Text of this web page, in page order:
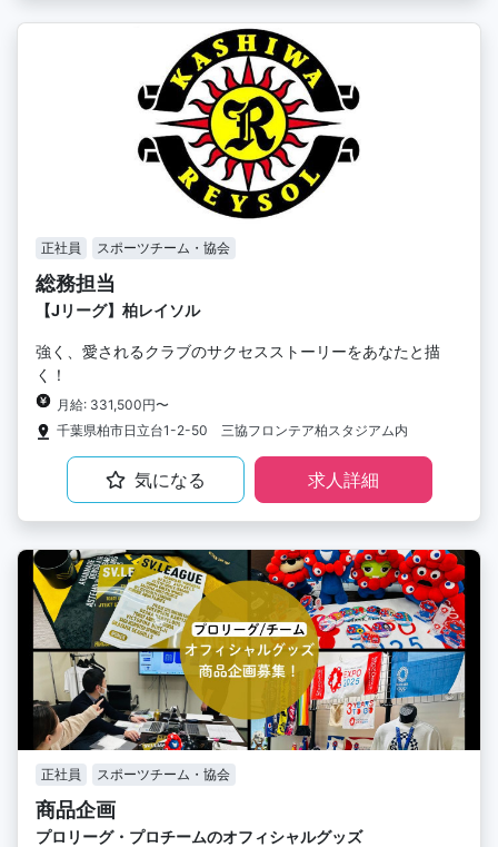
正社員 スポーツチーム・協会
総務担当
【Jリーグ】柏レイソル
強く、愛されるクラブのサクセスストーリーをあなたと描
く！
月給: 331,500円〜
千葉県柏市日立台1-2-50 三協フロンテア柏スタジアム内
気になる 求人詳細
正社員 スポーツチーム・協会
商品企画
プロリーグ・プロチームのオフィシャルグッズ